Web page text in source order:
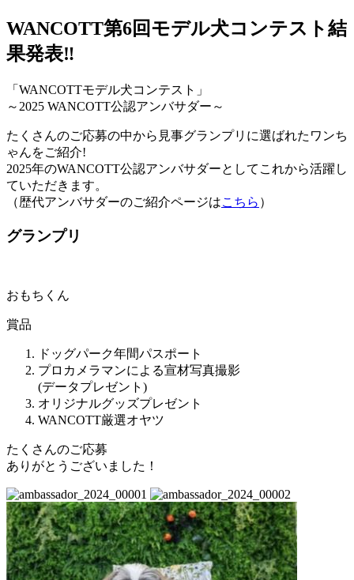
WANCOTT第6回モデル犬コンテスト結
果発表‼
「WANCOTTモデル犬コンテスト」
～2025 WANCOTT公認アンバサダー～
たくさんのご応募の中から見事グランプリに選ばれたワンち
ゃんをご紹介!
2025年のWANCOTT公認アンバサダーとしてこれから活躍し
ていただきます。
（歴代アンバサダーのご紹介ページはこちら ）
グランプリ
おもちくん
賞品
ドッグパーク年間パスポート
プロカメラマンによる宣材写真撮影
(データプレゼント)
オリジナルグッズプレゼント
WANCOTT厳選オヤツ
たくさんのご応募
ありがとうございました！